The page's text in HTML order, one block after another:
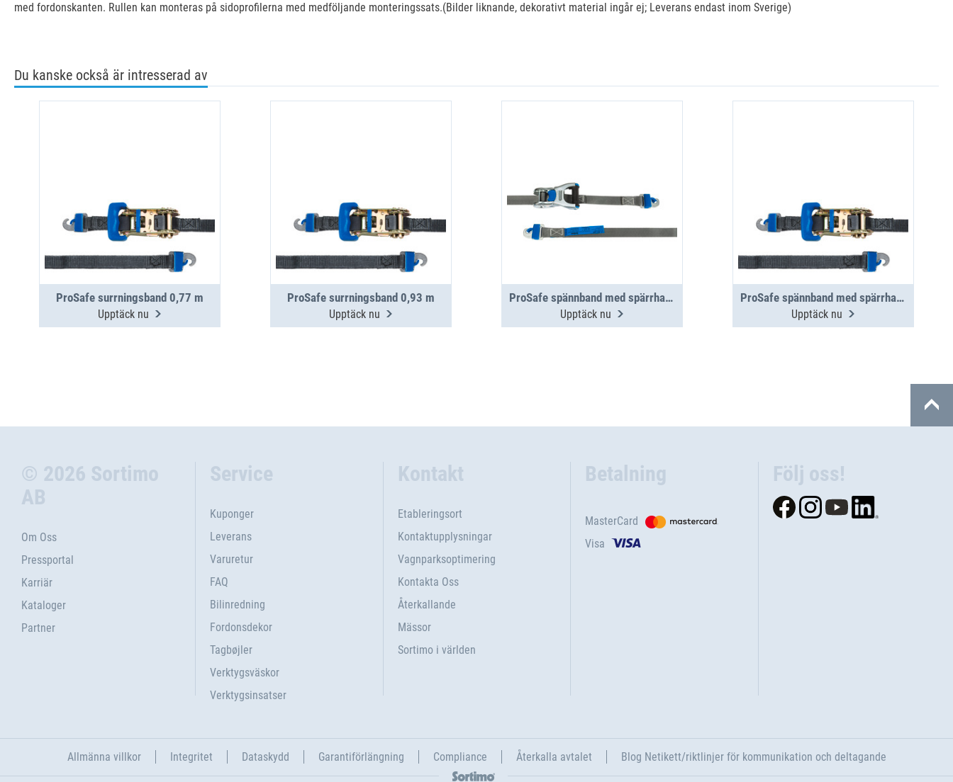
med fordonskanten. Rullen kan monteras på sidoprofilerna med medföljande monteringssats.(Bilder liknande, dekorativt material ingår ej; Leverans endast inom Sverige)
Du kanske också är intresserad av
ProSafe surrningsband 0,77 m
Upptäck nu
ProSafe surrningsband 0,93 m
Upptäck nu
ProSafe spännband med spärrhake 1,5 m, 400 daN
Upptäck nu
ProSafe spännband med spärrhake 3,5 m, 400 daN
Upptäck nu
© 2026 Sortimo
AB
Om Oss
Pressportal
Karriär
Kataloger
Partner
Service
Kuponger
Leverans
Varuretur
FAQ
Bilinredning
Fordonsdekor
Tagbøjler
Verktygsväskor
Verktygsinsatser
Kontakt
Etableringsort
Kontaktupplysningar
Vagnparksoptimering
Kontakta Oss
Återkallande
Mässor
Sortimo i världen
Betalning
MasterCard
Visa
Följ oss!
Allmänna villkor Integritet Dataskydd Garantiförlängning Compliance Återkalla avtalet Blog Netikett/riktlinjer för kommunikation och deltagande